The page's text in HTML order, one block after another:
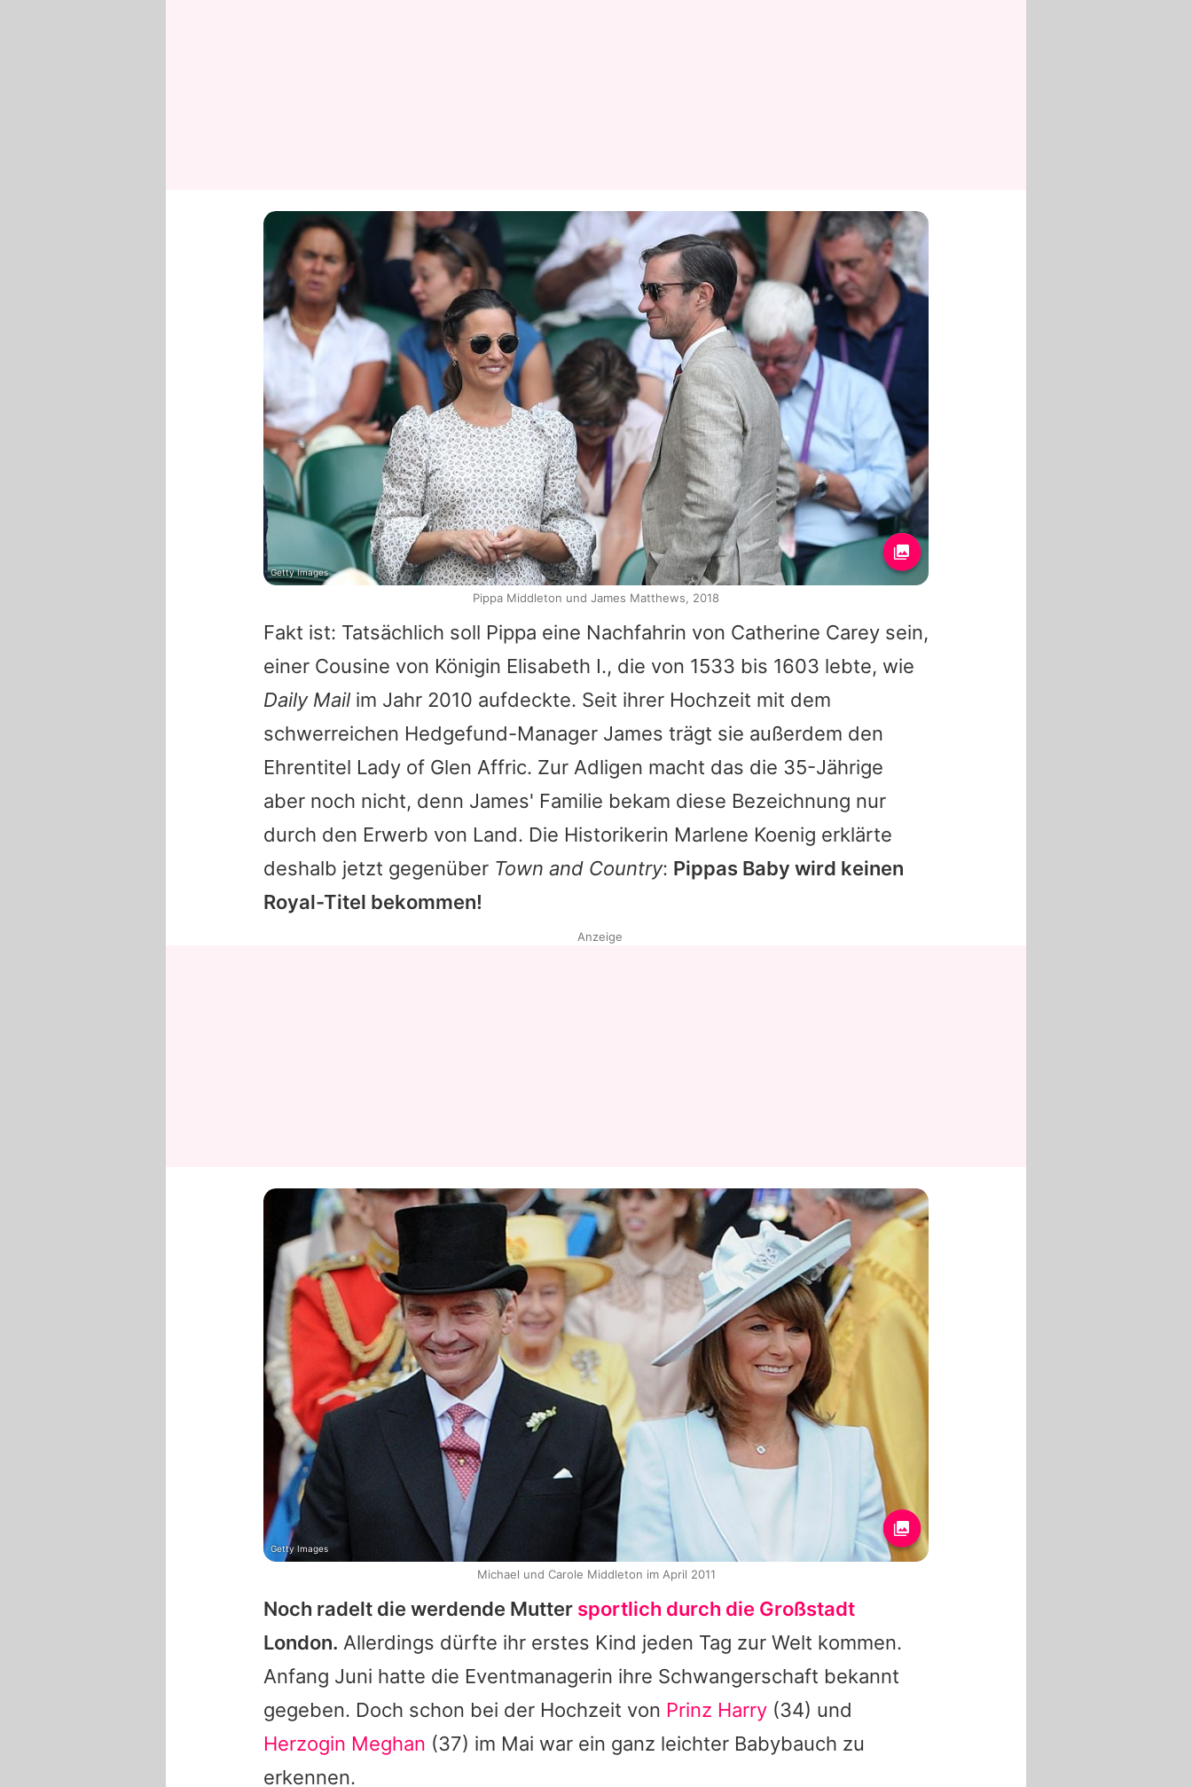
Fakt ist: Tatsächlich soll Pippa eine Nachfahrin von Catherine Carey sein,
einer Cousine von Königin Elisabeth I., die von 1533 bis 1603 lebte, wie
Daily Mail im Jahr 2010 aufdeckte. Seit ihrer Hochzeit mit dem
schwerreichen Hedgefund-Manager James trägt sie außerdem den
Ehrentitel Lady of Glen Affric. Zur Adligen macht das die 35-Jährige
aber noch nicht, denn James' Familie bekam diese Bezeichnung nur
durch den Erwerb von Land. Die Historikerin Marlene Koenig erklärte
deshalb jetzt gegenüber Town and Country: Pippas Baby wird keinen
Royal-Titel bekommen!
Noch radelt die werdende Mutter sportlich durch die Großstadt
London. Allerdings dürfte ihr erstes Kind jeden Tag zur Welt kommen.
Anfang Juni hatte die Eventmanagerin ihre Schwangerschaft bekannt
gegeben. Doch schon bei der Hochzeit von Prinz Harry (34) und
Herzogin Meghan (37) im Mai war ein ganz leichter Babybauch zu
erkennen.
Getty Images
Pippa Middleton und James Matthews, 2018
Anzeige
Getty Images
Michael und Carole Middleton im April 2011